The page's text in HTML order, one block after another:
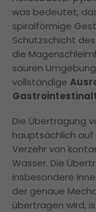
was bedeutet,
spiralförmige
Schutzschicht
die
sauren
vollständige
Die Übertragung
hauptsächlich auf
Verzehr von
Wasser. Die
insbesondere
der genaue
übertragen wird,